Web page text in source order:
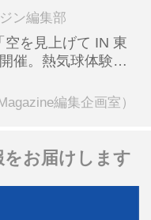
ン編集部
を見上げて IN 東
催。熱気球体験搭
編集企画室）
お届けします